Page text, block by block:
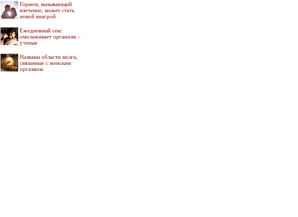
Гормон, вызывающий
влечение, может стать
новой виагрой
Ежедневный секс
омолаживает организм –
ученые
Названы области мозга,
связанные с женским
оргазмом